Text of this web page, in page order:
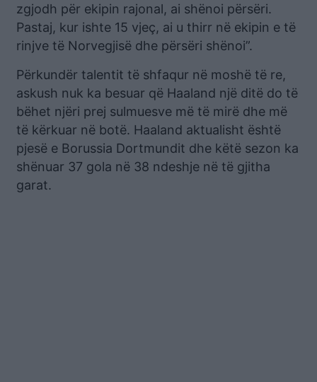
zgjodh për ekipin rajonal, ai shënoi përsëri.
Pastaj, kur ishte 15 vjeç, ai u thirr në ekipin e të
rinjve të Norvegjisë dhe përsëri shënoi”.
Përkundër talentit të shfaqur në moshë të re,
askush nuk ka besuar që Haaland një ditë do të
bëhet njëri prej sulmuesve më të mirë dhe më
të kërkuar në botë. Haaland aktualisht është
pjesë e Borussia Dortmundit dhe këtë sezon ka
shënuar 37 gola në 38 ndeshje në të gjitha
garat.